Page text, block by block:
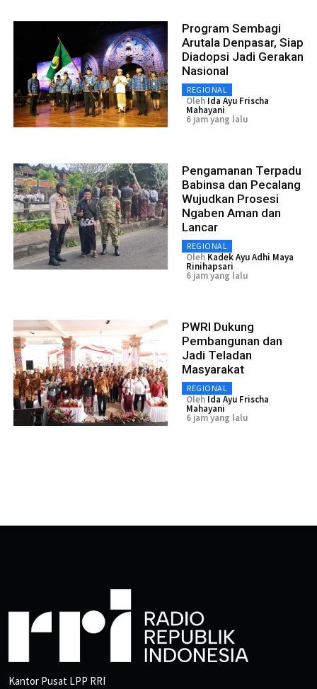
Program Sembagi
Arutala Denpasar, Siap
Diadopsi Jadi Gerakan
Nasional
REGIONAL
Oleh Ida Ayu Frischa
Mahayani
6 jam yang lalu
Pengamanan Terpadu
Babinsa dan Pecalang
Wujudkan Prosesi
Ngaben Aman dan
Lancar
REGIONAL
Oleh Kadek Ayu Adhi Maya
Rinihapsari
6 jam yang lalu
PWRI Dukung
Pembangunan dan
Jadi Teladan
Masyarakat
REGIONAL
Oleh Ida Ayu Frischa
Mahayani
6 jam yang lalu
Kantor Pusat LPP RRI